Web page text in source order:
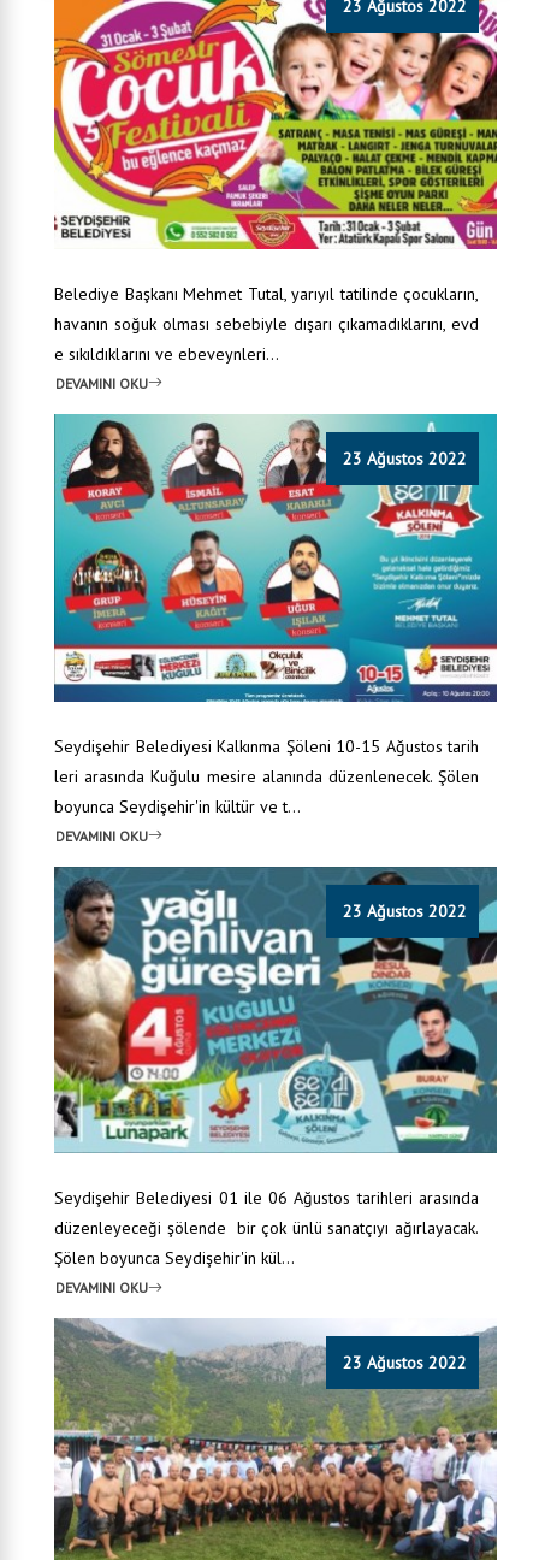
23 Ağustos 2022
Belediye Başkanı Mehmet Tutal, yarıyıl tatilinde çocukların,
havanın soğuk olması sebebiyle dışarı çıkamadıklarını, evd
e sıkıldıklarını ve ebeveynleri...
DEVAMINI OKU
23 Ağustos 2022
Seydişehir Belediyesi Kalkınma Şöleni 10-15 Ağustos tarih
leri arasında Kuğulu mesire alanında düzenlenecek. Şölen
boyunca Seydişehir'in kültür ve t...
DEVAMINI OKU
23 Ağustos 2022
Seydişehir Belediyesi 01 ile 06 Ağustos tarihleri arasında
düzenleyeceği şölende bir çok ünlü sanatçıyı ağırlayacak.
Şölen boyunca Seydişehir'in kül...
DEVAMINI OKU
23 Ağustos 2022